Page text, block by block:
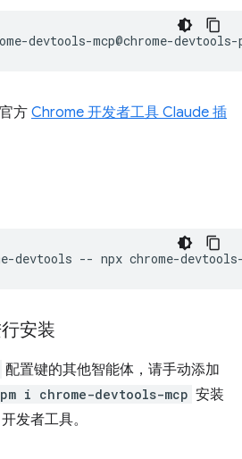
方 Chrome 开发者工具 Claude 插
devtools -- npx
安装
配置键的其他智能体，请手动添加
i chrome-devtools-mcp 安装
发者工具。